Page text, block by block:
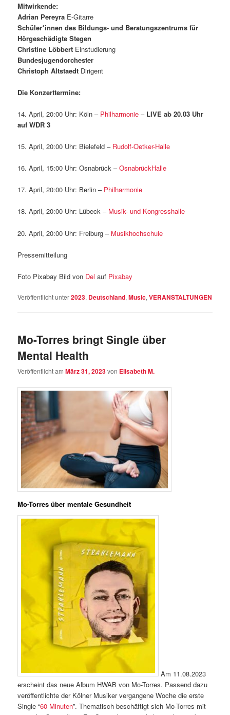
Mitwirkende:
Adrian Pereyra E-Gitarre
Schüler*innen des Bildungs- und Beratungszentrums für
Hörgeschädigte Stegen
Christine Löbbert Einstudierung
Bundesjugendorchester
Christoph Altstaedt Dirigent
Die Konzerttermine:
14. April, 20:00 Uhr: Köln – Philharmonie –LIVE ab 20.03 Uhr
auf WDR 3
15. April, 20:00 Uhr: Bielefeld – Rudolf-Oetker-Halle
16. April, 15:00 Uhr: Osnabrück –OsnabrückHalle
17. April, 20:00 Uhr: Berlin – Philharmonie
18. April, 20:00 Uhr: Lübeck – Musik- und Kongresshalle
20. April, 20:00 Uhr: Freiburg – Musikhochschule
Pressemitteilung
Foto Pixabay Bild von Del auf Pixabay
Veröffentlicht unter2023, Deutschland,Music,VERANSTALTUNGEN
Mo-Torres bringt Single über
Mental Health
Veröffentlicht amMärz 31, 2023von Elisabeth M.
Mo-Torres über mentale Gesundheit
Am 11.08.2023
erscheint das neue Album HWAB von Mo-Torres. Passend dazu
veröffentlichte der Kölner Musiker vergangene Woche die erste
Single “60 Minuten”. Thematisch beschäftigt sich Mo-Torres mit